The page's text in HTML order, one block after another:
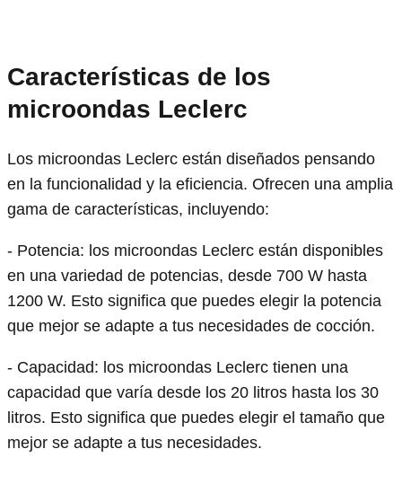
Características de los
microondas Leclerc
Los microondas Leclerc están diseñados pensando
en la funcionalidad y la eficiencia. Ofrecen una amplia
gama de características, incluyendo:
- Potencia: los microondas Leclerc están disponibles
en una variedad de potencias, desde 700 W hasta
1200 W. Esto significa que puedes elegir la potencia
que mejor se adapte a tus necesidades de cocción.
- Capacidad: los microondas Leclerc tienen una
capacidad que varía desde los 20 litros hasta los 30
litros. Esto significa que puedes elegir el tamaño que
mejor se adapte a tus necesidades.